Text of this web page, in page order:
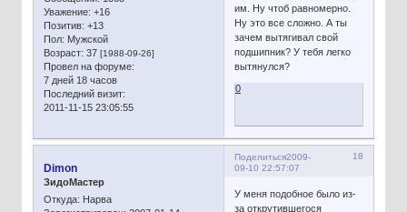
Уважение: +16
Позитив: +13
Пол: Мужской
Возраст: 37 [1988-09-26]
Провел на форуме:
7 дней 18 часов
Последний визит:
2011-11-15 23:05:55
им. Ну чтоб равномерно.
Ну это все сложно. А ты
зачем вытягивал свой
подшипник? У тебя легко
вытянулся?
0
Поделиться 18
2009-
09-10 22:57:07
Dimon
ЗидоМастер
Откуда: Нарва
У меня подобное было из-
за открутившегося